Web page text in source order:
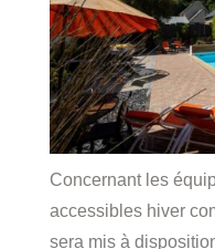
Concernant les
accessibles hiver
sera mis à